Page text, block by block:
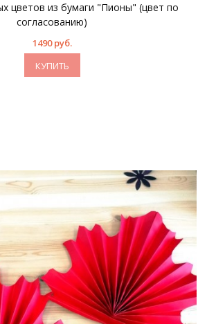
цветов из бумаги "Пионы" (цвет по
согласованию)
1490 руб.
КУПИТЬ